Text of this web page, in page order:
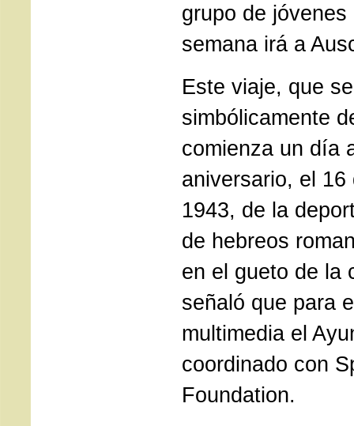
grupo de
semana irá a
Este viaje, que
simbólicamente
comienza un día
aniversario, el
1943, de la
de hebreos
en el gueto de la
señaló que para
multimedia el
coordinado con
Foundation.